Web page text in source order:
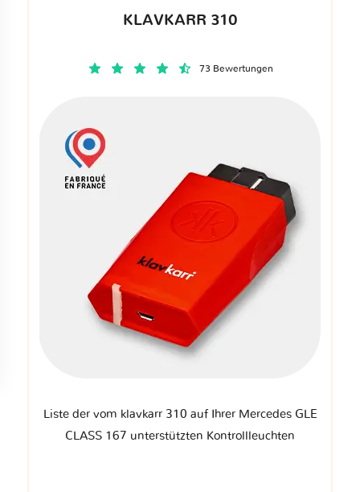
KLAVKARR 310
73 Bewertungen
Liste der vom klavkarr 310 auf Ihrer Mercedes GLE
CLASS 167 unterstützten Kontrollleuchten